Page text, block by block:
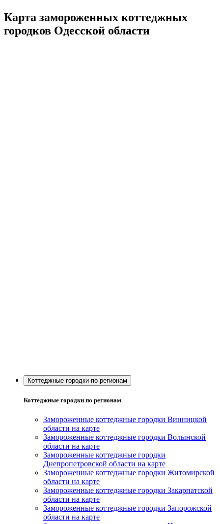
Карта замороженных коттеджных
городков Одесской области
Коттеджные городки по регионам
Коттеджные городки по регионам
Замороженные коттеджные городки Винницкой
области на карте
Замороженные коттеджные городки Волынской
области на карте
Замороженные коттеджные городки
Днепропетровской области на карте
Замороженные коттеджные городки Житомирской
области на карте
Замороженные коттеджные городки Закарпатской
области на карте
Замороженные коттеджные городки Запорожской
области на карте